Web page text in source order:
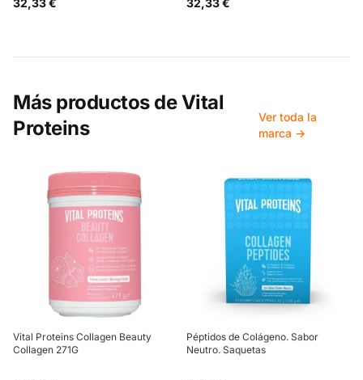
Más productos deVital
Proteins
Ver toda la
marca →
Vital Proteins Collagen Beauty
Collagen 271G
Péptidos de Colágeno. Sabor
Neutro. Saquetas